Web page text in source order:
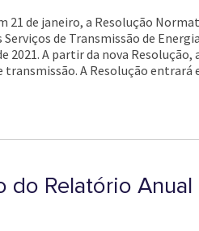
de janeiro, a Resolução
de Transmissão de
A partir da nova
A Resolução entrará
do Relatório Anual